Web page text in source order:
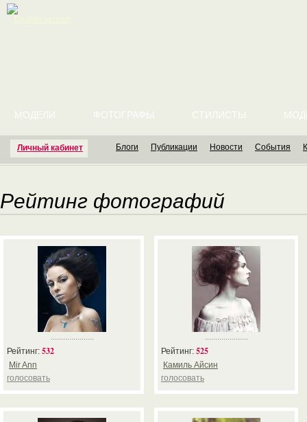
Личный кабинет
МОДЕЛИ ФОТОГРАФЫ СТИЛИСТЫ
Блоги Публикации Новости События
Рейтинг фотографий
.....................
Рейтинг: 532
Mir Ann
голосовать
.....................
Рейтинг: 525
Камиль Айсин
голосовать